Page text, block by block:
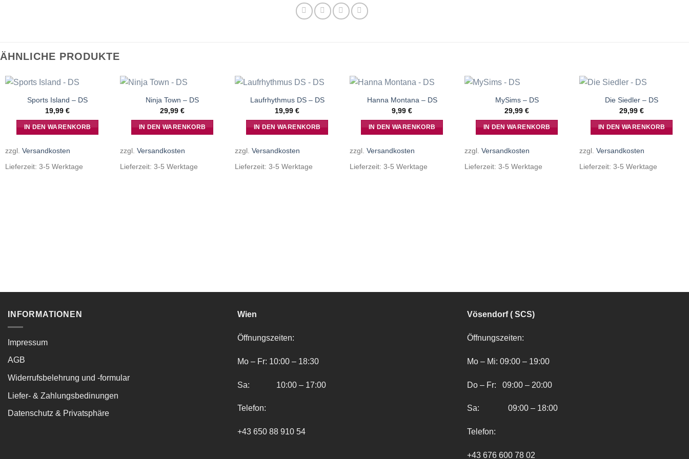
ÄHNLICHE PRODUKTE
Sports Island – DS
19,99 €
IN DEN WARENKORB
zzgl. Versandkosten
Lieferzeit: 3-5 Werktage
Ninja Town – DS
29,99 €
IN DEN WARENKORB
zzgl. Versandkosten
Lieferzeit: 3-5 Werktage
Laufrhythmus DS – DS
19,99 €
IN DEN WARENKORB
zzgl. Versandkosten
Lieferzeit: 3-5 Werktage
Hanna Montana – DS
9,99 €
IN DEN WARENKORB
zzgl. Versandkosten
Lieferzeit: 3-5 Werktage
MySims – DS
29,99 €
IN DEN WARENKORB
zzgl. Versandkosten
Lieferzeit: 3-5 Werktage
Die Siedler – DS
29,99 €
IN DEN WARENKORB
zzgl. Versandkosten
Lieferzeit: 3-5 Werktage
INFORMATIONEN
Impressum
AGB
Widerrufsbelehrung und -formular
Liefer- & Zahlungsbedinungen
Datenschutz & Privatsphäre
Wien
Öffnungszeiten:
Mo – Fr: 10:00 – 18:30
Sa: 10:00 – 17:00
Telefon:
+43 650 88 910 54
Vösendorf ( SCS)
Öffnungszeiten:
Mo – Mi: 09:00 – 19:00
Do – Fr: 09:00 – 20:00
Sa: 09:00 – 18:00
Telefon:
+43 676 600 78 02